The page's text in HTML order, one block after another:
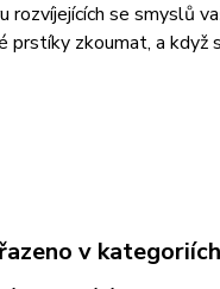
rozvíjejících se smyslů
prstíky zkoumat, a když
v kategoriích